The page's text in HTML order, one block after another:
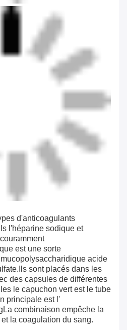
d'anticoagulants
l'héparine sodique et
est une sorte
acide
sont placés dans les
des capsules de différentes
le capuchon vert est le tube
principale est l'
combinaison empêche la
la coagulation du sang.